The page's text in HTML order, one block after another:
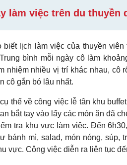
làm việc trên du thuyền
biết lịch làm việc của thuyền
bình mỗi ngày cô làm
nhiệm nhiều vị trí khác nhau, cô
cô gắn bó lâu nhất.
thể về công việc lễ tân khu
bắt tay vào lấy các món ăn đã
tra khu vực làm việc. Đến
bánh mì, salad, món nóng, súp,
vực. Công việc diễn ra liên tục